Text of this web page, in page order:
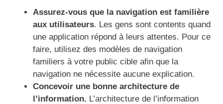
Assurez-vous que la navigation est familière
aux utilisateurs. Les gens sont contents quand
une application répond à leurs attentes. Pour ce
faire, utilisez des modèles de navigation
familiers à votre public cible afin que la
navigation ne nécessite aucune explication.
Concevoir une bonne architecture de
l’information. L’architecture de l’information